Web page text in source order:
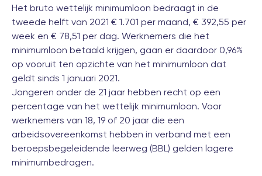
Het bruto wettelijk minimumloon bedraagt in de
tweede helft van 2021 € 1.701 per maand, € 392,55 per
week en € 78,51 per dag. Werknemers die het
minimumloon betaald krijgen, gaan er daardoor 0,96%
op vooruit ten opzichte van het minimumloon dat
geldt sinds 1 januari 2021.
Jongeren onder de 21 jaar hebben recht op een
percentage van het wettelijk minimumloon. Voor
werknemers van 18, 19 of 20 jaar die een
arbeidsovereenkomst hebben in verband met een
beroepsbegeleidende leerweg (BBL) gelden lagere
minimumbedragen.